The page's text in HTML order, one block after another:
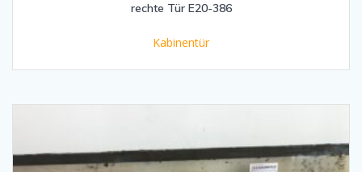
rechte Tür E20-386
Kabinentür